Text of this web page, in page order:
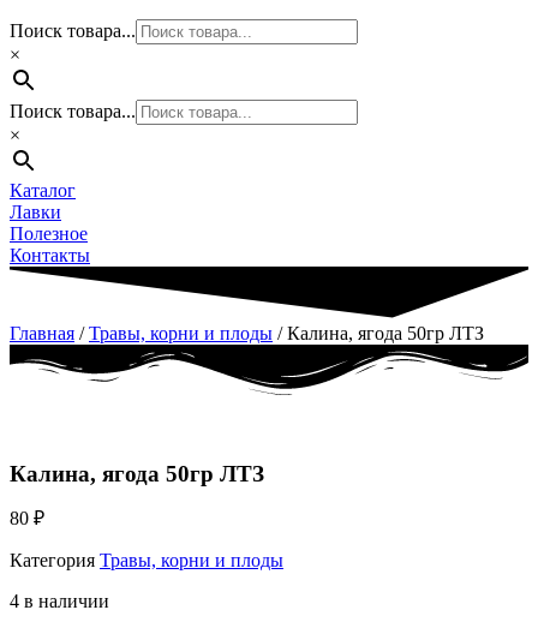
Поиск товара...
×
Поиск товара...
×
Каталог
Лавки
Полезное
Контакты
Главная /Травы, корни и плоды / Калина, ягода 50гр ЛТЗ
Калина, ягода 50гр ЛТЗ
80 ₽
Категория Травы, корни и плоды
4 в наличии